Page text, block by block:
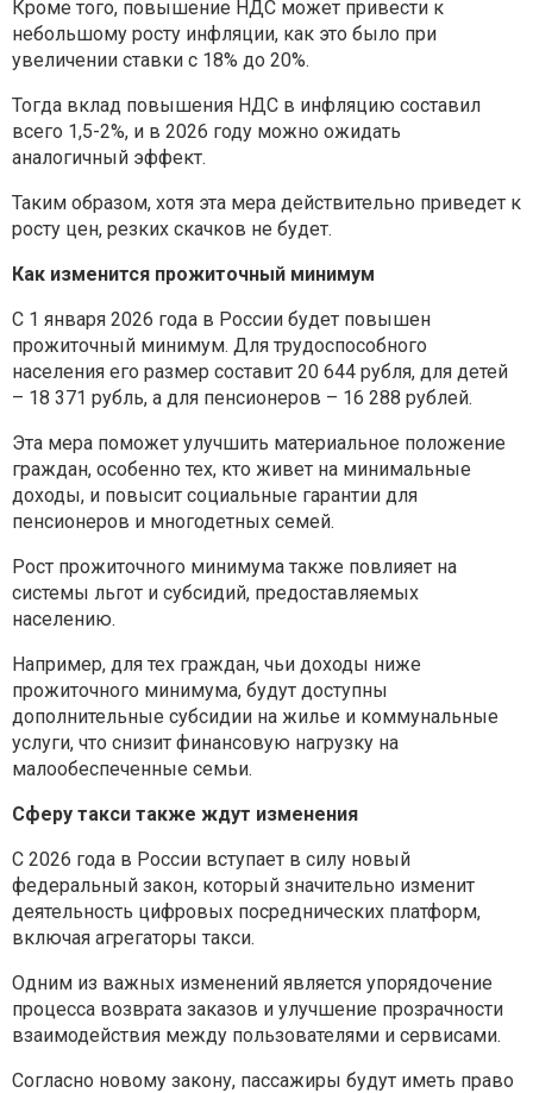
Кроме того, повышение НДС может привести к
небольшому росту инфляции, как это было при
увеличении ставки с 18% до 20%.
Тогда вклад повышения НДС в инфляцию составил
всего 1,5-2%, и в 2026 году можно ожидать
аналогичный эффект.
Таким образом, хотя эта мера действительно приведет к
росту цен, резких скачков не будет.
Как изменится прожиточный минимум
С 1 января 2026 года в России будет повышен
прожиточный минимум. Для трудоспособного
населения его размер составит 20 644 рубля, для детей
– 18 371 рубль, а для пенсионеров – 16 288 рублей.
Эта мера поможет улучшить материальное положение
граждан, особенно тех, кто живет на минимальные
доходы, и повысит социальные гарантии для
пенсионеров и многодетных семей.
Рост прожиточного минимума также повлияет на
системы льгот и субсидий, предоставляемых
населению.
Например, для тех граждан, чьи доходы ниже
прожиточного минимума, будут доступны
дополнительные субсидии на жилье и коммунальные
услуги, что снизит финансовую нагрузку на
малообеспеченные семьи.
Сферу такси также ждут изменения
С 2026 года в России вступает в силу новый
федеральный закон, который значительно изменит
деятельность цифровых посреднических платформ,
включая агрегаторы такси.
Одним из важных изменений является упорядочение
процесса возврата заказов и улучшение прозрачности
взаимодействия между пользователями и сервисами.
Согласно новому закону, пассажиры будут иметь право